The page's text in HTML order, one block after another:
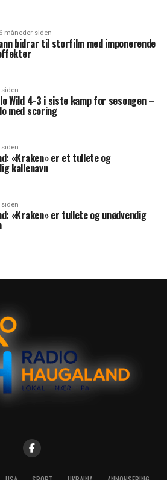
6 måneder siden
bidrar til storfilm med imponerende
siden
Wild 4-3 i siste kamp for sesongen –
med scoring
siden
«Kraken» er et tullete og
kallenavn
siden
«Kraken» er tullete og unødvendig